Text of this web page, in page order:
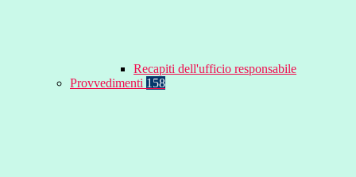
Recapiti dell'ufficio responsabile
Provvedimenti 158